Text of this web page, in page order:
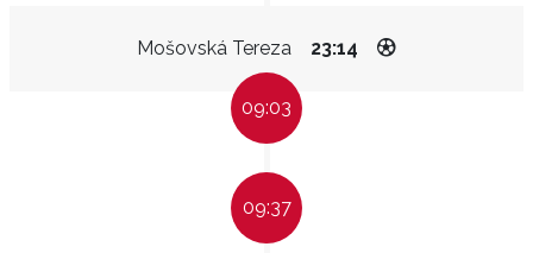
Mošovská Tereza 23:14
09:03
09:37